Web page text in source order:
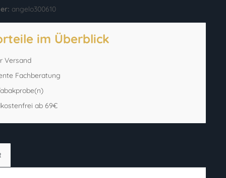
angelo300610
im Überblick
Versand
Fachberatung
ab 69€